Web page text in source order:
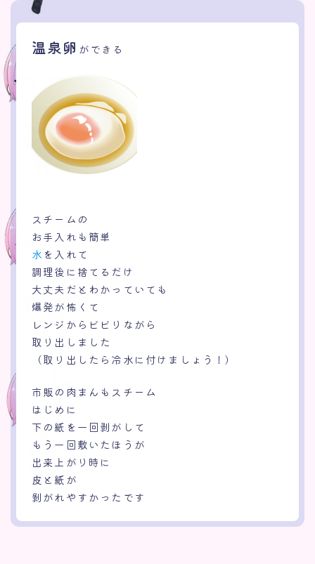
温泉卵 ができる
スチームの
お手入れも簡単
水 を入れて
調理後に捨てるだけ
大丈夫だとわかっていても
爆発が怖くて
レンジからビビりながら
取り出しました
（取り出したら冷水に付けましょう！）
市販の肉まんもスチーム
はじめに
下の紙を一回剥がして
もう一回敷いたほうが
出来上がり時に
皮と紙が
剝がれやすかったです